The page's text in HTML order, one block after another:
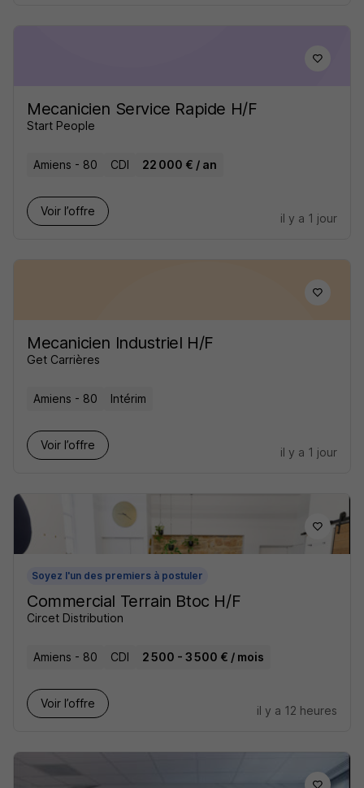
Mecanicien Service Rapide H/F
Start People
Amiens - 80 CDI 22 000 € / an
Voir l’offre
il y a 1 jour
Mecanicien Industriel H/F
Get Carrières
Amiens - 80 Intérim
Voir l’offre
il y a 1 jour
Soyez l'un des premiers à postuler
Commercial Terrain Btoc H/F
Circet Distribution
Amiens - 80 CDI 2 500 - 3 500 € / mois
Voir l’offre
il y a 12 heures